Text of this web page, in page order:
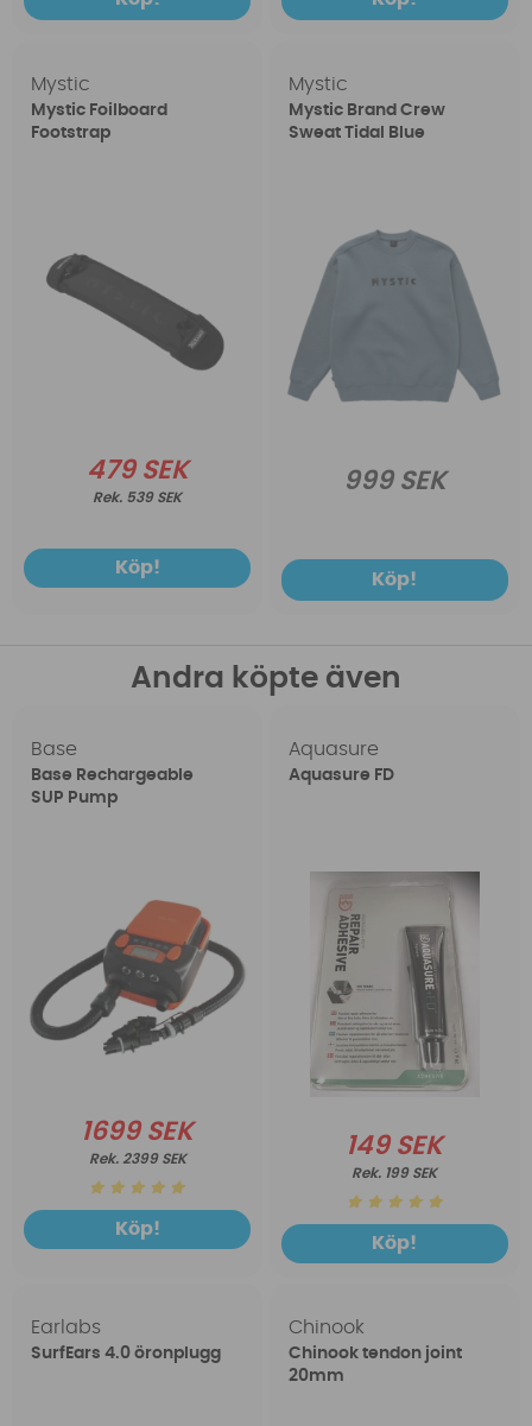
Mystic
Mystic Foilboard
Footstrap
479 SEK
539 SEK
Köp!
Mystic
Mystic Brand Crew
Sweat Tidal Blue
999 SEK
Köp!
Andra köpte även
Base
Base Rechargeable
SUP Pump
1699 SEK
2399 SEK
Köp!
Aquasure
Aquasure FD
149 SEK
199 SEK
Köp!
Earlabs
SurfEars 4.0 öronplugg
Chinook
Chinook tendon joint
20mm